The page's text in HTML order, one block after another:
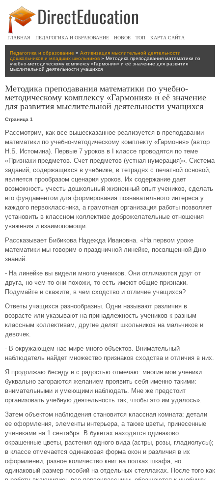
ГЛАВНАЯ ПЕДАГОГИКА И ОБРАЗОВАНИЕ НОВОЕ ТОП КАРТА САЙТА
Педагогика и образование » Активизация мыслительной деятельности
дошкольников и младших школьников » Методика преподавания математики по
учебно-методическому комплексу «Гармония» и её значение для развития
мыслительной деятельности учащихся
Методика преподавания математики по учебно-
методическому комплексу «Гармония» и её значение
для развития мыслительной деятельности учащихся
Страница 1
Рассмотрим, как все вышесказанное реализуется в преподавании
математики по учебно-методическому комплекту «Гармония» (автор
Н.Б. Истомина). Первые 7 уроков в I классе проводятся по теме
«Признаки предметов. Счет предметов (устная нумерация)». Система
заданий, содержащихся в учебнике, в тетрадях с печатной основой,
является прообразом сценария уроков. Их содержание дает
возможность учесть дошкольный жизненный опыт учеников, сделать
его фундаментом для формирования познавательного интереса у
каждого первоклассника, а грамотная организация работы позволяет
установить в классном коллективе доброжелательные отношения
уважения и взаимопомощи.
Рассказывает Бибикова Надежда Ивановна. «На первом уроке
математики мы говорим о праздничной линейке, посвященной Дню
знаний.
- На линейке вы видели много учеников. Они отличаются друг от
друга, но чем-то они похожи, то есть имеют общие признаки.
Подумайте и скажите, в чем сходство и отличие учащихся?
Ответы учащихся разнообразны. Одни называют различия в
возрасте или указывают на принадлежность учеников к разным
классным коллективам, другие делят школьников на мальчиков и
девочек.
- В окружающем нас мире много объектов. Внимательный
наблюдатель найдет множество признаков сходства и отличия в них.
Я продолжаю беседу и с радостью отмечаю: многие мои ученики
буквально загораются желанием проявить себя именно такими:
внимательными и умеющими наблюдать. Мне же предстоит
организовать учебную деятельность так, чтобы это им удалось».
Затем объектом наблюдения становится классная комната: детали
ее оформления, элементы интерьера, а также цветы, принесенные
учениками на 1 сентября. В букетах находятся одинаково
окрашенные цветы, растения одного вида (астры, розы, гладиолусы);
в классе отмечается одинаковая форма окон и различия в их
оформлении, разное количество книг на полках шкафа, но
одинаковый размер пособий на отдельных стеллажах. После того как